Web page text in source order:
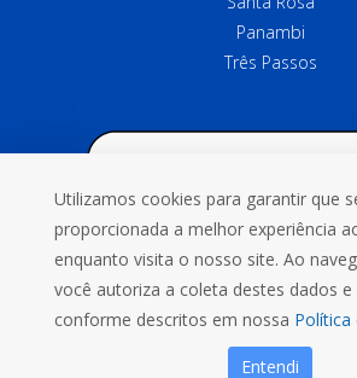
Panambi
Três Passos
Utilizamos cookies para garantir que
proporcionada a melhor experiência
enquanto visita o nosso site. Ao
você autoriza a coleta destes dados e
conforme descritos em nossa Política
Entendi